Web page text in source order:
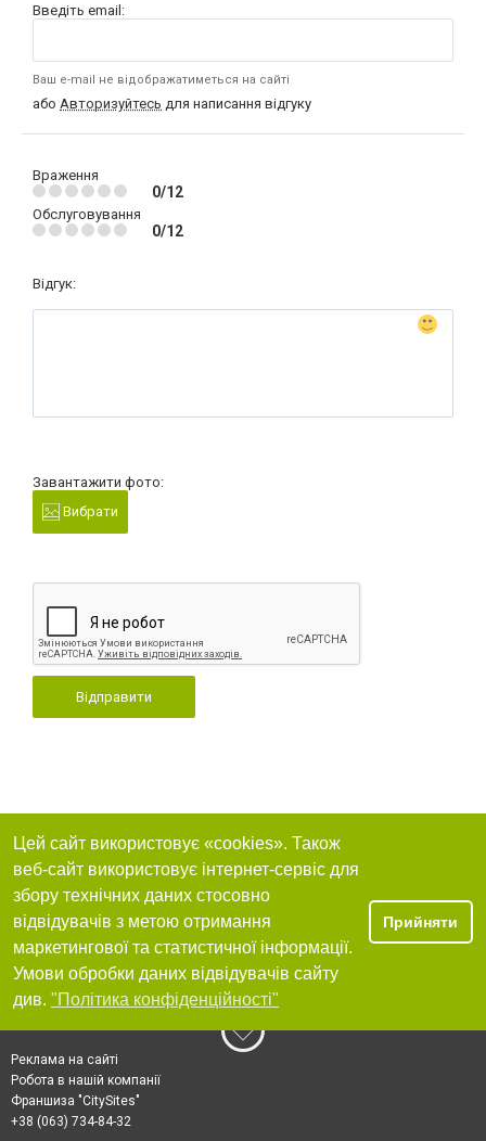
Введіть email:
Ваш e-mail не відображатиметься на сайті
або Авторизуйтесь для написання відгуку
Враження
0/12
Обслуговування
0/12
Відгук:
Завантажити фото:
Вибрати
Відправити
Цей сайт використовує «cookies». Також
веб-сайт використовує інтернет-сервіс для
збору технічних даних стосовно
відвідувачів з метою отримання
маркетингової та статистичної інформації.
Умови обробки даних відвідувачів сайту
див. "Політика конфіденційності"
Прийняти
Реклама на сайті
Робота в нашій компанії
Франшиза "CitySites"
+38 (063) 734-84-32